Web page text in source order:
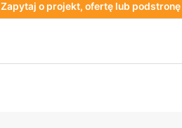
Zapytaj o projekt, ofertę lub podstronę